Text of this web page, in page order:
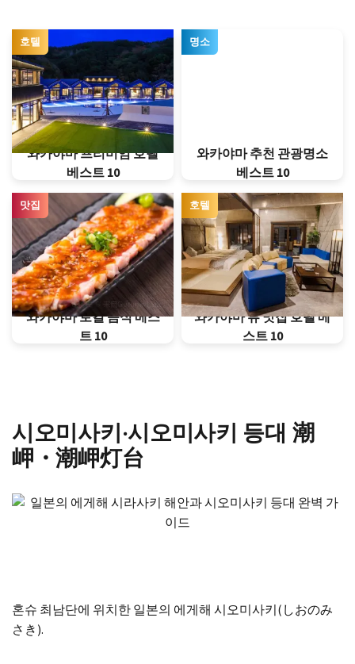
호텔
와카야마 프리미엄 호텔
베스트 10
명소
와카야마 추천 관광명소
베스트 10
맛집
와카야마 로컬 음식 베스
트 10
호텔
와카야마 뷰 맛집 호텔 베
스트 10
시오미사키·시오미사키 등대 潮
岬・潮岬灯台
혼슈 최남단에 위치한 일본의 에게해 시오미사키(しおのみ
さき).